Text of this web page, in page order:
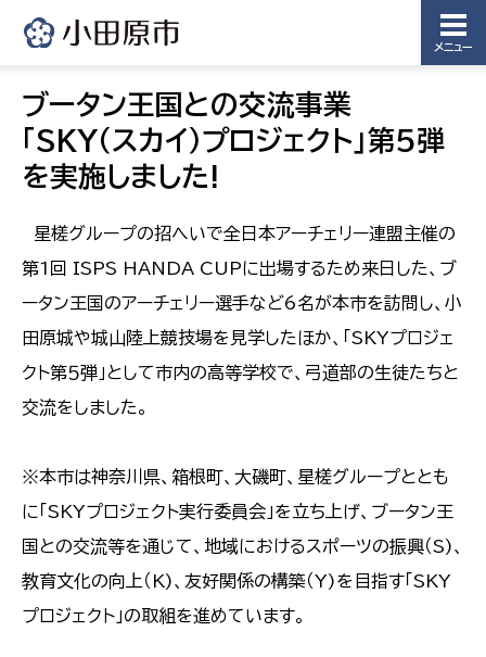
メニュー
ブータン王国との交流事業
「SKY（スカイ）プロジェクト」第5弾
を実施しました!
星槎グループの招へいで全日本アーチェリー連盟主催の
第1回 ISPS HANDA CUPに出場するため来日した、ブ
ータン王国のアーチェリー選手など6名が本市を訪問し、小
田原城や城山陸上競技場を見学したほか、「SKYプロジェ
クト第５弾」として市内の高等学校で、弓道部の生徒たちと
交流をしました。
※本市は神奈川県、箱根町、大磯町、星槎グループととも
に「SKYプロジェクト実行委員会」を立ち上げ、ブータン王
国との交流等を通じて、地域におけるスポーツの振興（S)、
教育文化の向上（K)、友好関係の構築（Y)を目指す「SKY
プロジェクト」の取組を進めています。